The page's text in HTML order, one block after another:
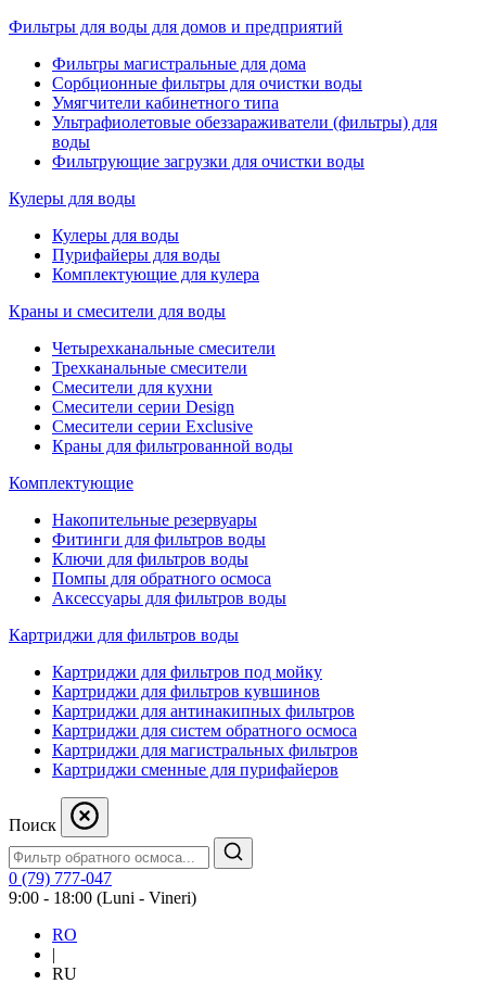
Фильтры для воды для домов и предприятий
Фильтры магистральные для дома
Сорбционные фильтры для очистки воды
Умягчители кабинетного типа
Ультрафиолетовые обеззараживатели (фильтры) для
воды
Фильтрующие загрузки для очистки воды
Кулеры для воды
Кулеры для воды
Пурифайеры для воды
Комплектующие для кулера
Краны и смесители для воды
Четырехканальные смесители
Трехканальные смесители
Смесители для кухни
Смесители серии Design
Смесители серии Exclusive
Краны для фильтрованной воды
Комплектующие
Накопительные резервуары
Фитинги для фильтров воды
Ключи для фильтров воды
Помпы для обратного осмоса
Аксессуары для фильтров воды
Картриджи для фильтров воды
Картриджи для фильтров под мойку
Картриджи для фильтров кувшинов
Картриджи для антинакипных фильтров
Картриджи для систем обратного осмоса
Картриджи для магистральных фильтров
Картриджи сменные для пурифайеров
Поиск
0 (79) 777-047
9:00 - 18:00 (Luni - Vineri)
RO
|
RU